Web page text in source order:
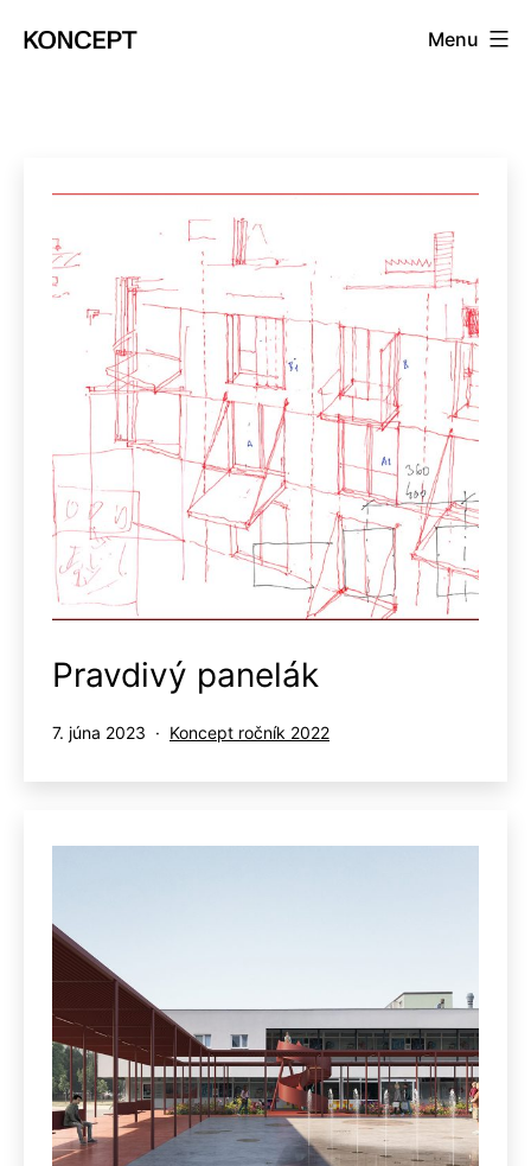
Menu
Pravdivý panelák
Publikované
7. júna 2023
Kategorizované
Koncept ročník 2022